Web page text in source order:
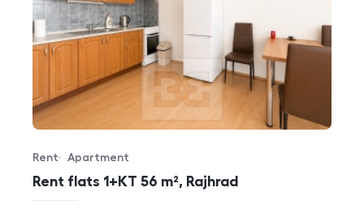
Rent flats 1+KT 56 m², Rajhrad
Offer type
Rent
Property type
Apartment